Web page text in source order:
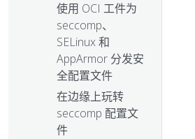
使用 OCI 工件为
seccomp、
SELinux 和
AppArmor 分发安
全配置文件
在边缘上玩转
seccomp 配置文
件